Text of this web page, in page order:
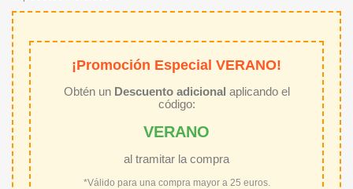
¡Promoción Especial VERANO!
Obtén un Descuento adicional aplicando el
código:
VERANO
al tramitar la compra
*Válido para una compra mayor a 25 euros.